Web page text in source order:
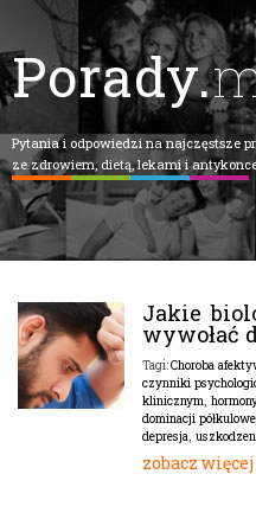
Porady.
Pytania i odpowiedzi na najczęstsze
ze zdrowiem, dietą, lekami i
Jakie
wywołać
Tagi:Choroba
czynniki
klinicznym, hormony
dominacji
depresja,
zobacz więcej